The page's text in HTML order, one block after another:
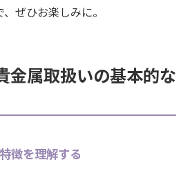
ぜひお楽しみに。
金属取扱いの基本的な
徴を理解する